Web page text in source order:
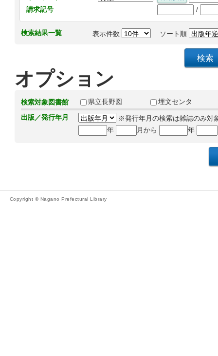
請求記号
/
検索結果一覧 表示件数 ソート順
オプション
検索対象図書館 県立長野図
埋文センタ
出版／発行年月
※発行年月の検索は雑誌のみ対
年
月から 年
Copyright © Nagano Prefectural Library